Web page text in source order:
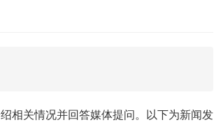
相关情况并回答媒体提问。以下为新闻发